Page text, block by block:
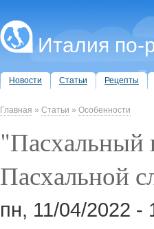
Италия по-
Новости Статьи Рецепты
Главная » Статьи » Особенности
"Пасхальный
Пасхальной
пн, 11/04/2022